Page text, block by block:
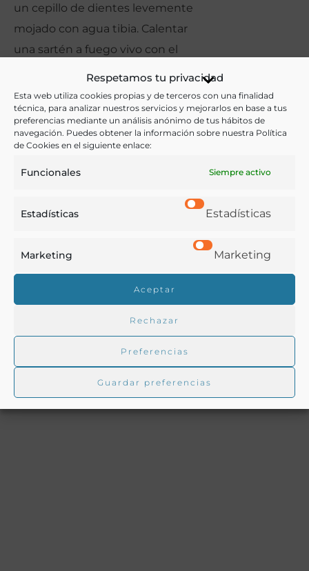
Respetamos tu privacidad
Esta web utiliza cookies propias y de terceros con una finalidad
técnica, para analizar nuestros servicios y mejorarlos en base a tus
preferencias mediante un análisis anónimo de tus hábitos de
navegación. Puedes obtener la información sobre nuestra Política
de Cookies en el siguiente enlace:
Funcionales Siempre activo
Estadísticas Estadísticas
Marketing Marketing
Aceptar
Rechazar
Preferencias
Guardar preferencias
un cepillo de dientes levemente
mojado con agua tibia. Calentar
una sartén a fuego vivo con el
setas y saltear 2 minutos. Añadir
el ajo. Salpimentar. Incorporar el
huevo solo revuelto, sin batir.
Sacar la sartén del fuego y
remover la mezcla hasta que
perejil picado. Servir sobre una
Toda España